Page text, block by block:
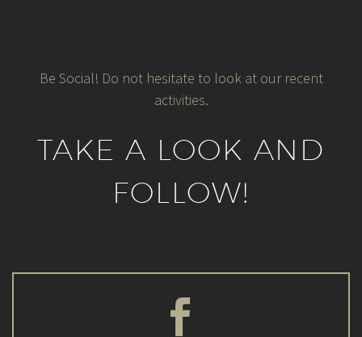
Be Social! Do not hesitate to look at our recent
activities.
TAKE A LOOK AND
FOLLOW!

